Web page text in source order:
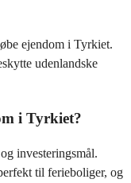
ejendom i Tyrkiet.
udenlandske
i Tyrkiet?
investeringsmål.
til ferieboliger, og